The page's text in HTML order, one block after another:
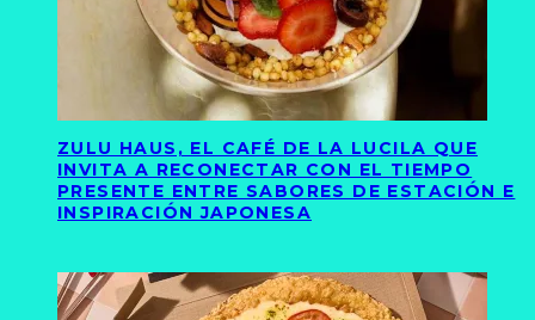
ZULU HAUS, EL CAFÉ DE LA LUCILA QUE
INVITA A RECONECTAR CON EL TIEMPO
PRESENTE ENTRE SABORES DE ESTACIÓN E
INSPIRACIÓN JAPONESA